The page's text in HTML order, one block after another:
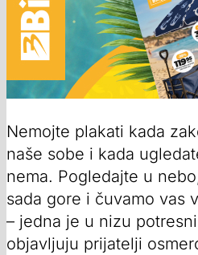
Nemojte plakati kada
naše sobe i kada
nema. Pogledajte u
sada gore i čuvamo vas
– jedna je u nizu
objavljuju prijatelji